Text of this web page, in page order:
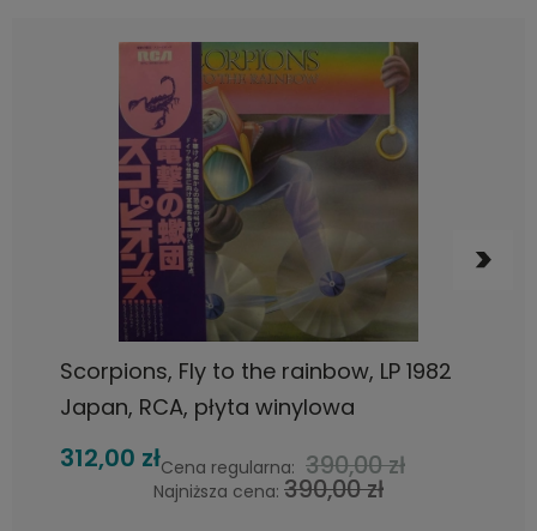
Scorpions, Fly to the rainbow, LP 1982
Japan, RCA, płyta winylowa
312,00 złCena regularna: 390,00 zł
Najniższa cena: 390,00 zł
DO KOSZYKA